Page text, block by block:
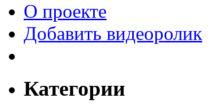
О проекте
Добавить видеоролик
Категории